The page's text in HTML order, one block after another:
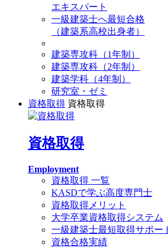
エキスパート
一級建築士へ最短合格
（建築系高校出身者）
建築専攻科（1年制）
建築専攻科（2年制）
建築学科（4年制）
研究室・ゼミ
資格取得 資格取得
資格取得
Employment
資格取得 一覧
KASDで学ぶ高度専門士
資格取得メリット
大学卒業資格取得システム
一級建築士最短取得サポー
資格合格実績